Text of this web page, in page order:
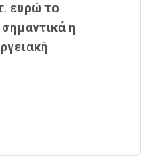
ευρώ το
η